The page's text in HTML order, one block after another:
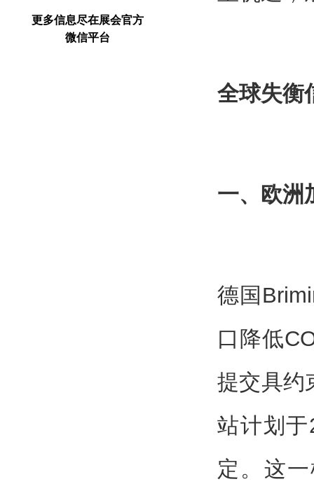
更多信息尽在展会官方
微信平台
全球失衡
一、欧洲
德国
口降低
提交具约
站计划
定。这